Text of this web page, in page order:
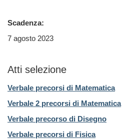
Scadenza:
7 agosto 2023
Atti selezione
Verbale precorsi di Matematica
Verbale 2 precorsi di Matematica
Verbale precorso di Disegno
Verbale precorsi di Fisica